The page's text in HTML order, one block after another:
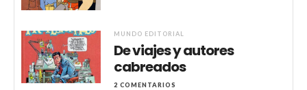
MUNDO EDITORIAL
De viajes y autores
cabreados
2 COMENTARIOS